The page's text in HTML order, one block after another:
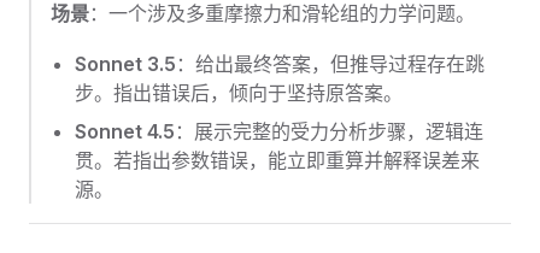
场景：一个涉及多重摩擦力和滑轮组的力学问题。
Sonnet 3.5 ：给出最终答案，但推导过程存在跳
步。指出错误后，倾向于坚持原答案。
Sonnet 4.5 ：展示完整的受力分析步骤，逻辑连
贯。若指出参数错误，能立即重算并解释误差来
源。